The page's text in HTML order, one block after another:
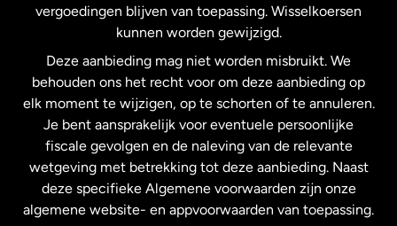
Nederland
Nieuw-Zeeland
Spanje
Verenigd Koninkrijk
vergoedingen blijven van toepassing. Wisselkoersen
kunnen worden gewijzigd.
Deze aanbieding mag niet worden misbruikt. We
behouden ons het recht voor om deze aanbieding op
elk moment te wijzigen, op te schorten of te annuleren.
Je bent aansprakelijk voor eventuele persoonlijke
fiscale gevolgen en de naleving van de relevante
wetgeving met betrekking tot deze aanbieding. Naast
deze specifieke Algemene voorwaarden zijn onze
algemene website- en appvoorwaarden van toepassing.